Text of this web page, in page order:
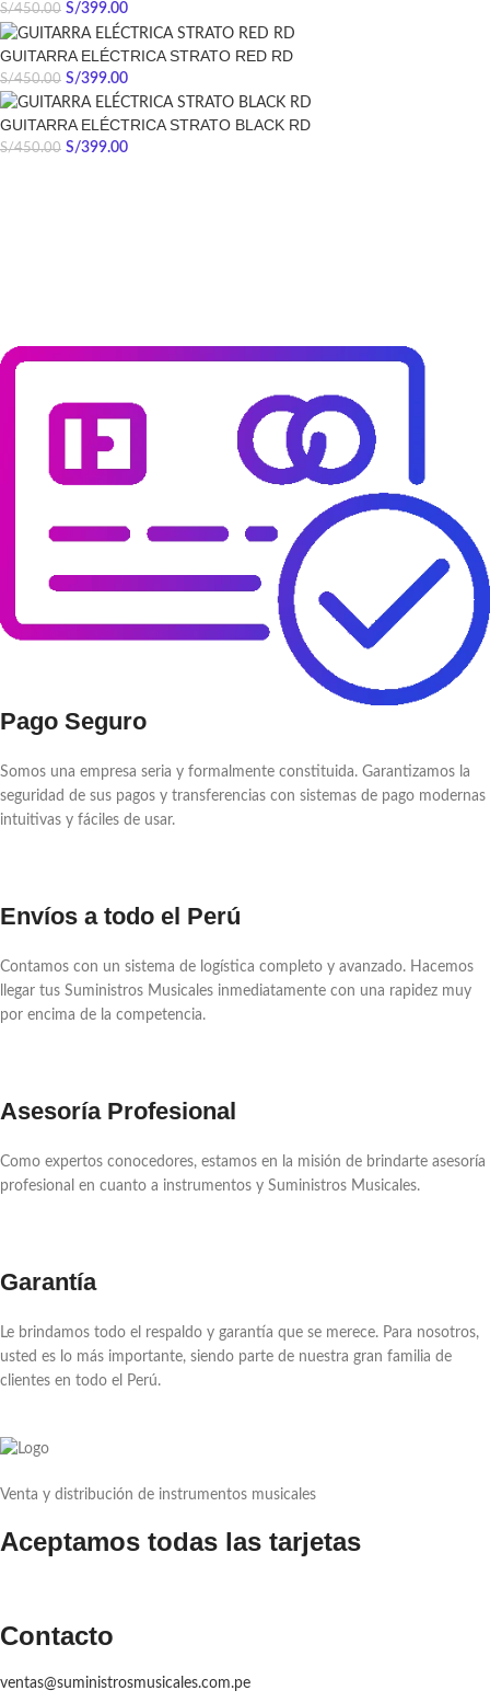
S/450.00 S/399.00
GUITARRA ELÉCTRICA STRATO RED RD
S/450.00 S/399.00
GUITARRA ELÉCTRICA STRATO BLACK RD
S/450.00 S/399.00
Pago Seguro
Somos una empresa seria y formalmente constituida. Garantizamos la
seguridad de sus pagos y transferencias con sistemas de pago modernas
intuitivas y fáciles de usar.
Envíos a todo el Perú
Contamos con un sistema de logística completo y avanzado. Hacemos
llegar tus Suministros Musicales inmediatamente con una rapidez muy
por encima de la competencia.
Asesoría Profesional
Como expertos conocedores, estamos en la misión de brindarte asesoría
profesional en cuanto a instrumentos y Suministros Musicales.
Garantía
Le brindamos todo el respaldo y garantía que se merece. Para nosotros,
usted es lo más importante, siendo parte de nuestra gran familia de
clientes en todo el Perú.
Venta y distribución de instrumentos musicales
Aceptamos todas las tarjetas
Contacto
ventas@suministrosmusicales.com.pe